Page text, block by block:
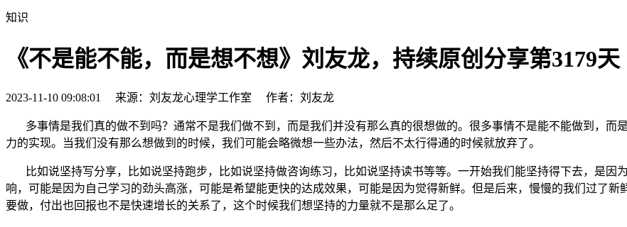
知识
《不是能不能，而是想不想》刘友龙，持续原创分享第3179天
2023-11-10 09:08:01 来源：刘友龙心理学工作室 作者：刘友龙
多事情是我们真的做不到吗？通常不是我们做不到，而是我们并没有那么真的很想做的。很多事情不是能不能做到，
力的实现。当我们没有那么想做到的时候，我们可能会略微想一些办法，然后不太行得通的时候就放弃了。
比如说坚持写分享，比如说坚持跑步，比如说坚持做咨询练习，比如说坚持读书等等。一开始我们能坚持得下去，是因
响，可能是因为自己学习的劲头高涨，可能是希望能更快的达成效果，可能是因为觉得新鲜。但是后来，慢慢的我们过了
要做，付出也回报也不是快速增长的关系了，这个时候我们想坚持的力量就不是那么足了。